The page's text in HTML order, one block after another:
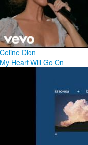
Celine Dion
My Heart Will Go On